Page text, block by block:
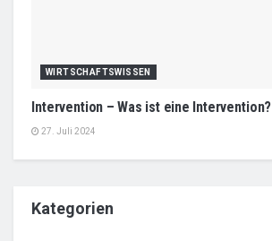
WIRTSCHAFTSWISSEN
Intervention – Was ist eine Intervention?
27. Juli 2024
Kategorien